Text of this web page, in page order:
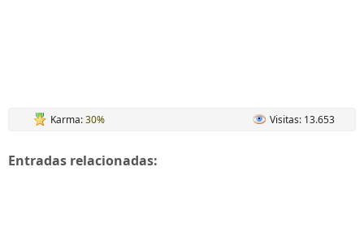
Karma:30% Visitas: 13.653
Entradas relacionadas: